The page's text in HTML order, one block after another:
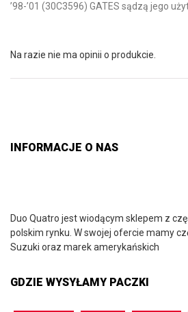
’98-’01 (30C3596) GATES sądzą jego
Na razie nie ma opinii o produkcie.
INFORMACJE O NAS
Duo Quatro jest wiodącym sklepem z
polskim rynku. W swojej ofercie mamy
Suzuki oraz marek amerykańskich
GDZIE WYSYŁAMY PACZKI